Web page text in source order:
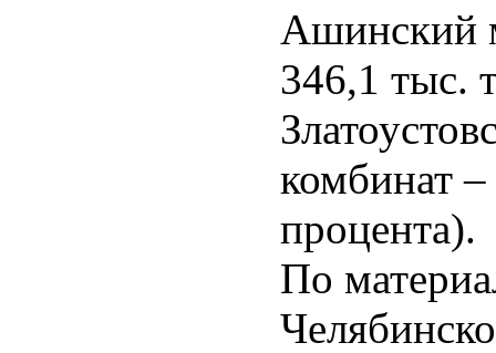
Ашинский
346,1 тыс.
комбинат
процента).
По